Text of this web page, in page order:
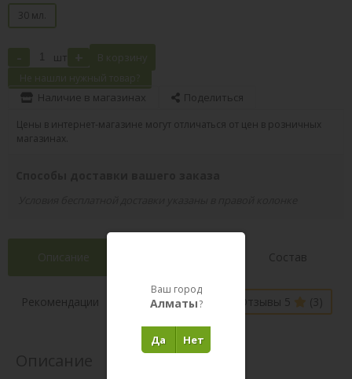
30 мл.
- шт + В корзину
Не нашли нужный товар?
Наличие в магазинах Поделиться
Цены в интернет-магазине могут отличаться от цен в розничных
магазинах.
Описание Состав
Рекомендации
Наличие в
магазинах
Отзывы 5 (3)
Ваш город
Алматы?
Нет
Да